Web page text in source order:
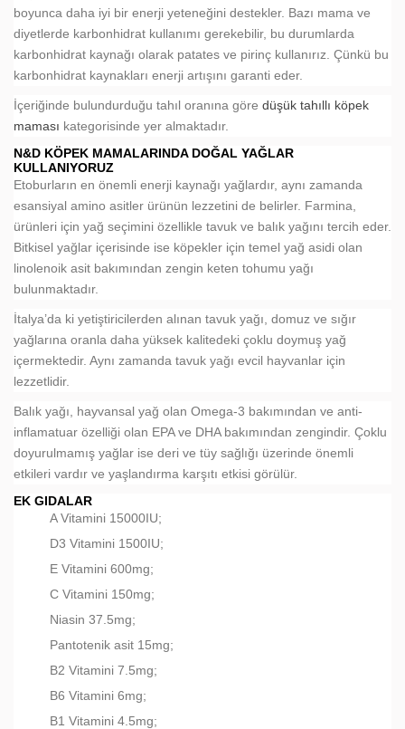
boyunca daha iyi bir enerji yeteneğini destekler. Bazı mama ve
diyetlerde karbonhidrat kullanımı gerekebilir, bu durumlarda
karbonhidrat kaynağı olarak patates ve pirinç kullanırız. Çünkü bu
karbonhidrat kaynakları enerji artışını garanti eder.
İçeriğinde bulundurduğu tahıl oranına göre düşük tahıllı köpek
maması kategorisinde yer almaktadır.
N&D KÖPEK MAMALARINDA DOĞAL YAĞLAR
KULLANIYORUZ
Etoburların en önemli enerji kaynağı yağlardır, aynı zamanda
esansiyal amino asitler ürünün lezzetini de belirler. Farmina,
ürünleri için yağ seçimini özellikle tavuk ve balık yağını tercih eder.
Bitkisel yağlar içerisinde ise köpekler için temel yağ asidi olan
linolenoik asit bakımından zengin keten tohumu yağı
bulunmaktadır.
İtalya’da ki yetiştiricilerden alınan tavuk yağı, domuz ve sığır
yağlarına oranla daha yüksek kalitedeki çoklu doymuş yağ
içermektedir. Aynı zamanda tavuk yağı evcil hayvanlar için
lezzetlidir.
Balık yağı, hayvansal yağ olan Omega-3 bakımından ve anti-
inflamatuar özelliği olan EPA ve DHA bakımından zengindir. Çoklu
doyurulmamış yağlar ise deri ve tüy sağlığı üzerinde önemli
etkileri vardır ve yaşlandırma karşıtı etkisi görülür.
EK GIDALAR
A Vitamini 15000IU;
D3 Vitamini 1500IU;
E Vitamini 600mg;
C Vitamini 150mg;
Niasin 37.5mg;
Pantotenik asit 15mg;
B2 Vitamini 7.5mg;
B6 Vitamini 6mg;
B1 Vitamini 4.5mg;